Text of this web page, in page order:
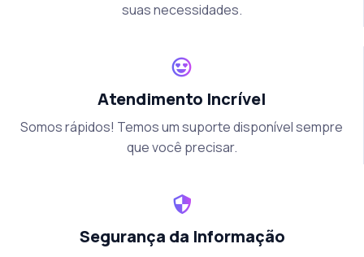
suas necessidades.
Atendimento Incrível
Somos rápidos! Temos um suporte disponível sempre
que você precisar.
Segurança da Informação